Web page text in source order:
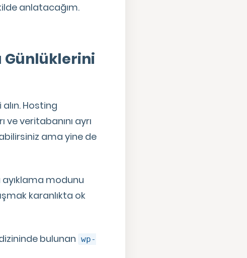
anlatacağım.
Günlüklerini
Hosting
veritabanını ayrı
ama yine de
modunu
karanlıkta ok
bulunan wp-